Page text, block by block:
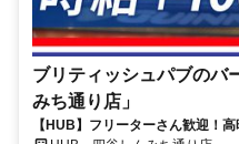
ブリティッシュパブのバ
みち通り店」
【HUB】フリーターさん歓迎！